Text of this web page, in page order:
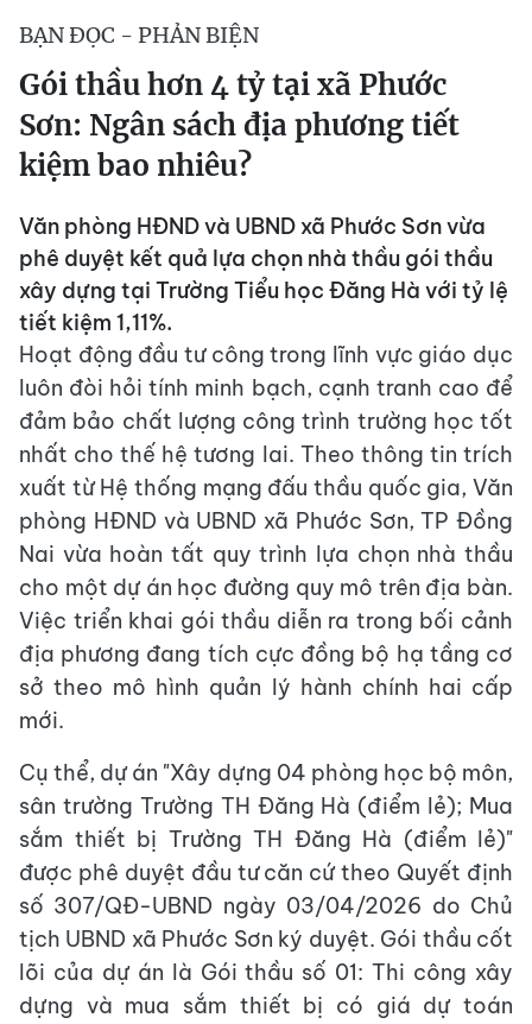
BẠN ĐỌC - PHẢN BIỆN
Gói thầu hơn 4 tỷ tại xã Phước
Sơn: Ngân sách địa phương tiết
kiệm bao nhiêu?
Văn phòng HĐND và UBND xã Phước Sơn vừa
phê duyệt kết quả lựa chọn nhà thầu gói thầu
xây dựng tại Trường Tiểu học Đăng Hà với tỷ lệ
tiết kiệm 1,11%.
Hoạt động đầu tư công trong lĩnh vực giáo dục
luôn đòi hỏi tính minh bạch, cạnh tranh cao để
đảm bảo chất lượng công trình trường học tốt
nhất cho thế hệ tương lai. Theo thông tin trích
xuất từ Hệ thống mạng đấu thầu quốc gia, Văn
phòng HĐND và UBND xã Phước Sơn, TP Đồng
Nai vừa hoàn tất quy trình lựa chọn nhà thầu
cho một dự án học đường quy mô trên địa bàn.
Việc triển khai gói thầu diễn ra trong bối cảnh
địa phương đang tích cực đồng bộ hạ tầng cơ
sở theo mô hình quản lý hành chính hai cấp
mới.
Cụ thể, dự án "Xây dựng 04 phòng học bộ môn,
sân trường Trường TH Đăng Hà (điểm lẻ); Mua
sắm thiết bị Trường TH Đăng Hà (điểm lẻ)"
được phê duyệt đầu tư căn cứ theo Quyết định
số 307/QĐ-UBND ngày 03/04/2026 do Chủ
tịch UBND xã Phước Sơn ký duyệt. Gói thầu cốt
lõi của dự án là Gói thầu số 01: Thi công xây
dựng và mua sắm thiết bị có giá dự toán